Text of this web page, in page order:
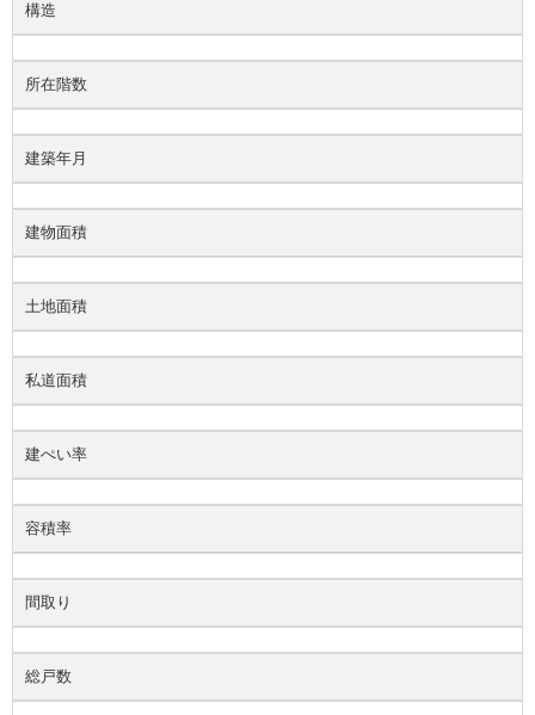
構造
所在階数
建築年月
建物面積
土地面積
私道面積
建ぺい率
容積率
間取り
総戸数